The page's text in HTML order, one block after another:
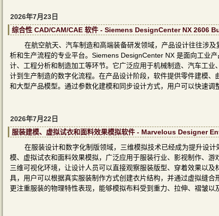
2026年7月23日
综合性 CAD/CAM/CAE 软件 - Siemens DesignCenter NX 2606
在航空航天、汽车制造和高端装备研发领域，产品设计往往涉
析和生产流程的专业平台。Siemens DesignCenter NX 是面向工业
计、工程分析和制造加工等环节。它广泛应用于机械制造、汽车工
计到生产制造的数字化流程。在产品设计阶段，软件提供零件建模
和大型产品模型。通过参数化建模和同步设计方式，用户可以快速
2026年7月22日
服装建模、虚拟试衣和面料效果模拟软件 - Marvelous Designer
在服装设计和数字化制版领域，三维模拟技术已经成为提升设
模、虚拟试衣和面料效果模拟，广泛应用于服装行业、影视制作、
三维可视化环境，让设计人员可以直接观察服装版型、穿着效果以
具，用户可以根据真实服装制作方式创建衣片结构，并通过虚拟缝
更注重服装的物理特性表现，能够模拟布料受到重力、拉伸、褶皱